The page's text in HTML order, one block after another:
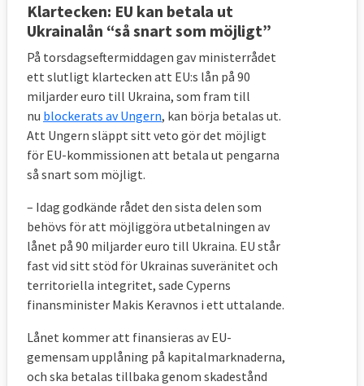
över en fjärdedel av alla nya lagar. Därefter
kommer området rättsliga- och
inrikesfrågor som bland annat behandlar
migration och brottsbekämpning.
Politikområdena har i och med finanskrisen
och flyktingkrisen hamnat allt högre på EU:s
dagordning och sammanställningen visar
detta i antalet nya lagar.
Klartecken: EU kan betala ut
Ukrainalån “så snart som möjligt”
På torsdagseftermiddagen gav ministerrådet
ett slutligt klartecken att EU:s lån på 90
miljarder euro till Ukraina, som fram till
nu blockerats av Ungern, kan börja betalas ut.
Att Ungern släppt sitt veto gör det möjligt
för EU-kommissionen att betala ut pengarna
så snart som möjligt.
– Idag godkände rådet den sista delen som
behövs för att möjliggöra utbetalningen av
lånet på 90 miljarder euro till Ukraina. EU står
fast vid sitt stöd för Ukrainas suveränitet och
territoriella integritet, sade Cyperns
finansminister Makis Keravnos i ett uttalande.
Lånet kommer att finansieras av EU-
gemensam upplåning på kapitalmarknaderna,
och ska betalas tillbaka genom skadestånd